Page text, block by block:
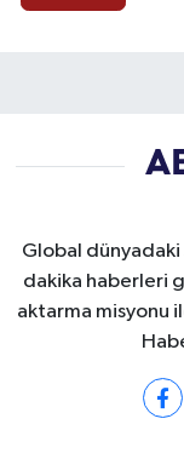
Global dünyadaki
dakika haberleri
aktarma misyonu